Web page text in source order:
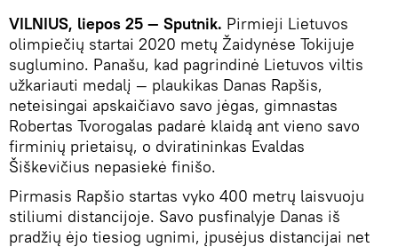
VILNIUS, liepos 25 — Sputnik. Pirmieji Lietuvos
olimpiečių startai 2020 metų Žaidynėse Tokijuje
suglumino. Panašu, kad pagrindinė Lietuvos viltis
užkariauti medalį — plaukikas Danas Rapšis,
neteisingai apskaičiavo savo jėgas, gimnastas
Robertas Tvorogalas padarė klaidą ant vieno savo
firminių prietaisų, o dviratininkas Evaldas
Šiškevičius nepasiekė finišo.
Pirmasis Rapšio startas vyko 400 metrų laisvuoju
stiliumi distancijoje. Savo pusfinalyje Danas iš
pradžių ėjo tiesiog ugnimi, įpusėjus distancijai net